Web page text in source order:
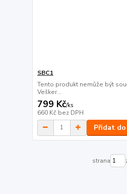
SBC1
Tento produkt nemůže být
Vešker...
799 Kč/ks
660 Kč bez DPH
Přidat
strana